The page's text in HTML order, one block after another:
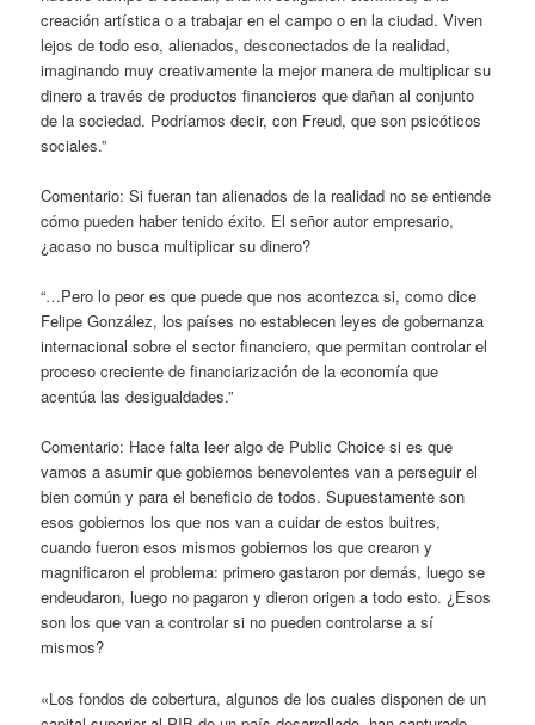
creación artística o a trabajar en el campo o en la ciudad. Viven
lejos de todo eso, alienados, desconectados de la realidad,
imaginando muy creativamente la mejor manera de multiplicar su
dinero a través de productos financieros que dañan al conjunto
de la sociedad. Podríamos decir, con Freud, que son psicóticos
sociales.”
Comentario: Si fueran tan alienados de la realidad no se entiende
cómo pueden haber tenido éxito. El señor autor empresario,
¿acaso no busca multiplicar su dinero?
“…Pero lo peor es que puede que nos acontezca si, como dice
Felipe González, los países no establecen leyes de gobernanza
internacional sobre el sector financiero, que permitan controlar el
proceso creciente de financiarización de la economía que
acentúa las desigualdades.”
Comentario: Hace falta leer algo de Public Choice si es que
vamos a asumir que gobiernos benevolentes van a perseguir el
bien común y para el beneficio de todos. Supuestamente son
esos gobiernos los que nos van a cuidar de estos buitres,
cuando fueron esos mismos gobiernos los que crearon y
magnificaron el problema: primero gastaron por demás, luego se
endeudaron, luego no pagaron y dieron origen a todo esto. ¿Esos
son los que van a controlar si no pueden controlarse a sí
mismos?
«Los fondos de cobertura, algunos de los cuales disponen de un